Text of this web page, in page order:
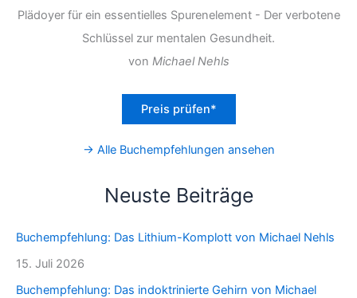
Plädoyer für ein essentielles Spurenelement - Der verbotene
Schlüssel zur mentalen Gesundheit.
von Michael Nehls
Preis prüfen*
→ Alle Buchempfehlungen ansehen
Neuste Beiträge
Buchempfehlung: Das Lithium-Komplott von Michael Nehls
15. Juli 2026
Buchempfehlung: Das indoktrinierte Gehirn von Michael